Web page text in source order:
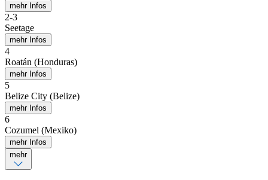
mehr Infos
2-3
Seetage
mehr Infos
4
Roatán (Honduras)
mehr Infos
5
Belize City (Belize)
mehr Infos
6
Cozumel (Mexiko)
mehr Infos
mehr